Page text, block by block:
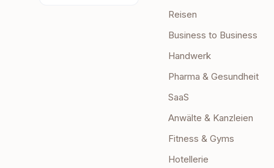
Reisen
Business to Business
Handwerk
Pharma & Gesundheit
SaaS
Anwälte & Kanzleien
Fitness & Gyms
Hotellerie